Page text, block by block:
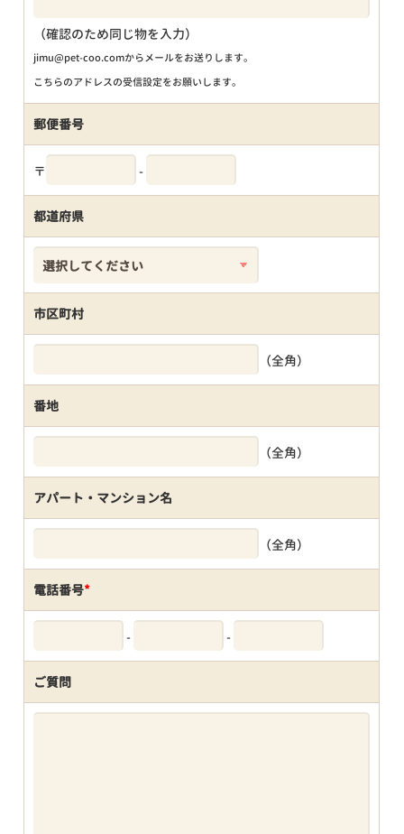
（確認のため同じ物を入力）
jimu@pet-coo.comからメールをお送りします。
こちらのアドレスの受信設定をお願いします。
郵便番号
〒 -
都道府県
市区町村
（全角）
番地
（全角）
アパート・マンション名
（全角）
電話番号*
- -
ご質問